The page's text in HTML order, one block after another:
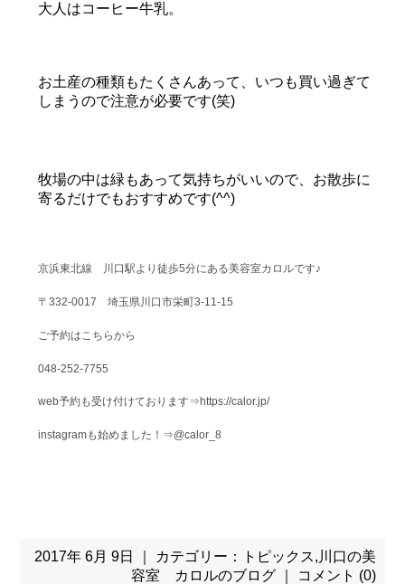
大人はコーヒー牛乳。
お土産の種類もたくさんあって、いつも買い過ぎて
しまうので注意が必要です(笑)
牧場の中は緑もあって気持ちがいいので、お散歩に
寄るだけでもおすすめです(^^)
京浜東北線 川口駅より徒歩5分にある美容室カロルです♪
〒332-0017 埼玉県川口市栄町3-11-15
ご予約はこちらから
048-252-7755
web予約も受け付けております⇒https://calor.jp/
instagramも始めました！⇒@calor_8
2017年 6月 9日 ｜ カテゴリー： トピックス, 川口の美
容室 カロルのブログ｜ コメント (0)